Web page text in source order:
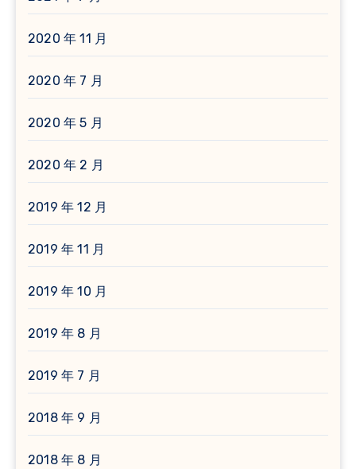
2020 年 11 月
2020 年 7 月
2020 年 5 月
2020 年 2 月
2019 年 12 月
2019 年 11 月
2019 年 10 月
2019 年 8 月
2019 年 7 月
2018 年 9 月
2018 年 8 月